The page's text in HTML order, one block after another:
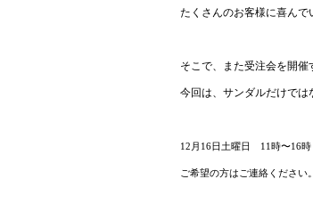
たくさんのお客様に喜んで
そこで、また受注会を開催
今回は、サンダルだけでは
12月16日土曜日 11時〜16時
ご希望の方はご連絡くださ